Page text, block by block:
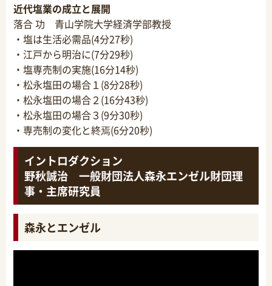
近代塩業の成立と展開
落合 功 青山学院大学経済学部教授
・塩は生活必需品(4分27秒)
・江戸から明治に(7分29秒)
・塩専売制の実施(16分14秒)
・松永塩田の場合１(8分28秒)
・松永塩田の場合２(16分43秒)
・松永塩田の場合３(9分30秒)
・専売制の変化と終焉(6分20秒)
イントロダクション
野秋誠治 一般財団法人森永エンゼル財団理
事・主席研究員
森永とエンゼル